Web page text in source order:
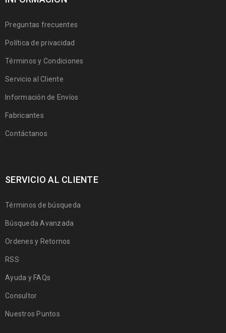
Preguntas frecuentes
Política de privacidad
Términos y Condiciones
Servicio al Cliente
Información de Envíos
Fabricantes
Contáctanos
SERVICIO AL CLIENTE
Términos de búsqueda
Búsqueda Avanzada
Ordenes y Retornos
RSS
Ayuda y FAQs
Consultor
Nuestros Puntos